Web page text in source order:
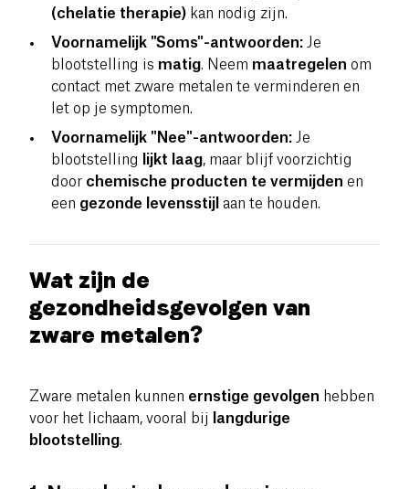
(chelatie therapie) kan nodig zijn.
Voornamelijk "Soms"-antwoorden: Je
blootstelling is matig. Neem maatregelen om
contact met zware metalen te verminderen en
let op je symptomen.
Voornamelijk "Nee"-antwoorden: Je
blootstelling
lijkt laag, maar blijf voorzichtig
door chemische producten te vermijden en
een gezonde levensstijl aan te houden.
Wat zijn de
gezondheidsgevolgen van
zware metalen?
Zware metalen kunnen ernstige gevolgen hebben
voor het lichaam, vooral bij
langdurige
blootstelling.